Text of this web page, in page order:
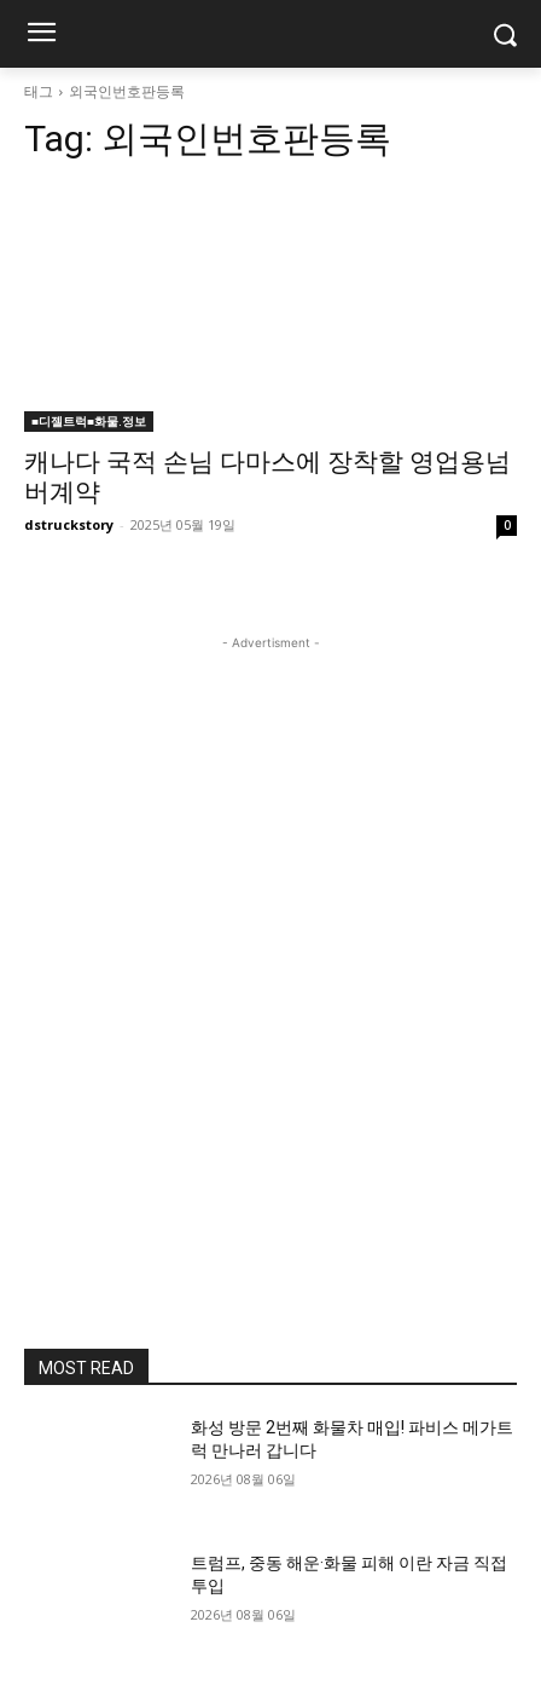
태그 외국인번호판등록
Tag: 외국인번호판등록
■디젤트럭■화물.정보
캐나다 국적 손님 다마스에 장착할 영업용넘
버계약
dstruckstory - 2025년 05월 19일 0
- Advertisment -
MOST READ
화성 방문 2번째 화물차 매입! 파비스 메가트
럭 만나러 갑니다
2026년 08월 06일
트럼프, 중동 해운·화물 피해 이란 자금 직접
투입
2026년 08월 06일